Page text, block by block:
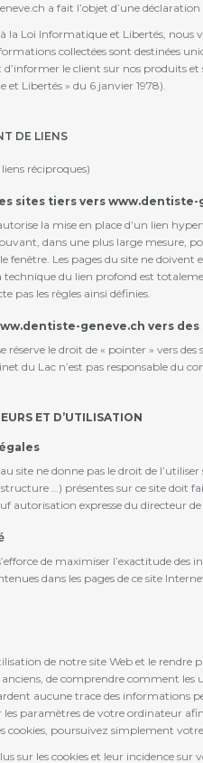
a fait l’objet d’une
la Loi Informatique et Libertés, nous
collectées sont destinées
d’informer le client sur nos produits
et Libertés » du 6 janvier 1978).
DE LIENS
réciproques)
sites tiers vers www.dentiste-
la mise en place d’un lien
dans une plus large mesure,
fenêtre. Les pages du site ne
technique du lien profond est
pas les règles ainsi définies.
geneve.ch vers des
réserve le droit de « pointer » vers
du Lac n’est pas responsable du
ET D’UTILISATION
au site ne donne pas le droit de
…) présentes sur ce site doit
autorisation expresse du directeur
de maximiser l’exactitude
dans les pages de ce site
de notre site Web et le rendre
anciens, de comprendre comment les
aucune trace des informations
paramètres de votre ordinateur
cookies, poursuivez simplement votre
sur les cookies et leur incidence